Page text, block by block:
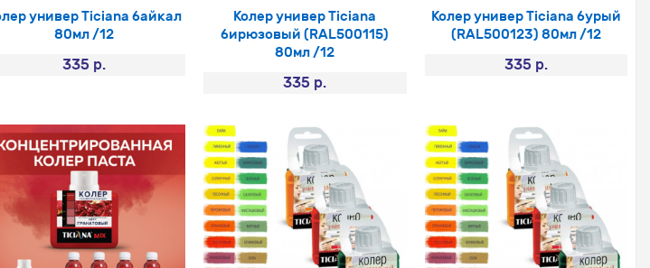
универ Ticiana байкал
80мл /12
335 р.
Колер универ Ticiana
бирюзовый (RAL500115)
80мл /12
335 р.
Колер универ Ticiana бурый
(RAL500123) 80мл /12
335 р.